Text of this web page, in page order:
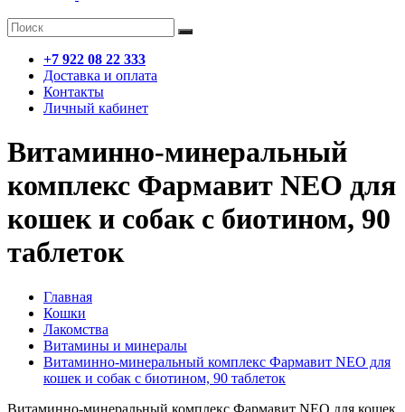
+7 922 08 22 333
Доставка и оплата
Контакты
Личный кабинет
Витаминно-минеральный
комплекс Фармавит NEO для
кошек и собак с биотином, 90
таблеток
Главная
Кошки
Лакомства
Витамины и минералы
Витаминно-минеральный комплекс Фармавит NEO для
кошек и собак с биотином, 90 таблеток
Витаминно-минеральный комплекс Фармавит NEO для кошек